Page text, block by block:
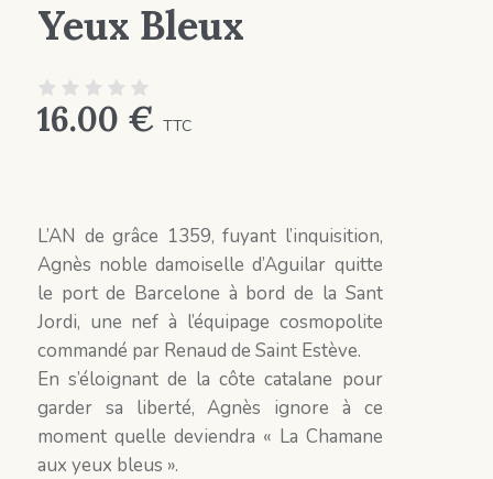
Yeux Bleux
16.00 € TTC
L’AN de grâce 1359, fuyant l’inquisition,
Agnès noble damoiselle d’Aguilar quitte
le port de Barcelone à bord de la Sant
Jordi, une nef à l’équipage cosmopolite
commandé par Renaud de Saint Estève.
En s’éloignant de la côte catalane pour
garder sa liberté, Agnès ignore à ce
moment quelle deviendra « La Chamane
aux yeux bleus ».